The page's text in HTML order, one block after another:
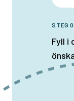
STEG
Fyll i